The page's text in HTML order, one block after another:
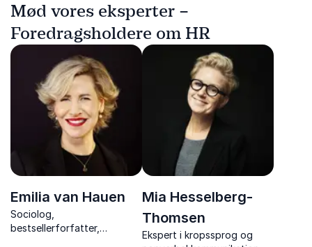
Mød vores eksperter –
Foredragsholdere om HR
Emilia van Hauen
Sociolog,
bestsellerforfatter,
Mia Hesselberg-
Thomsen
Ekspert i kropssprog og